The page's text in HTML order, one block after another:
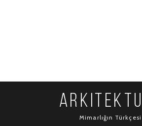
Mimarlığın Türkçesi